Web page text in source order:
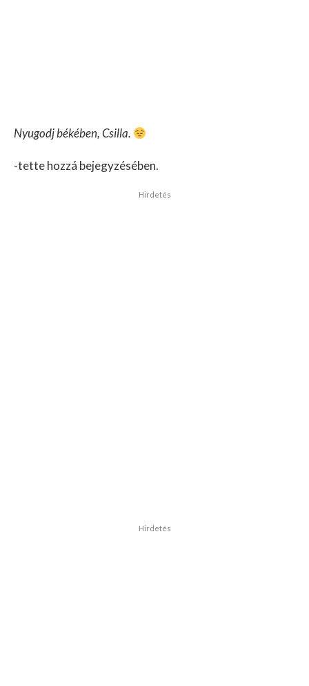
Nyugodj békében, Csilla.
-tette hozzá bejegyzésében.
Hirdetés
Hirdetés